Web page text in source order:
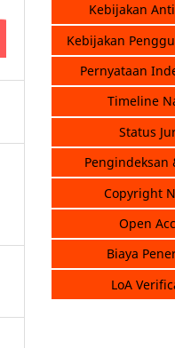
Kebijakan
Kebijakan
Pernyataan
Timeline
Status
Pengindeksan
Copyright
Open
Biaya
LoA